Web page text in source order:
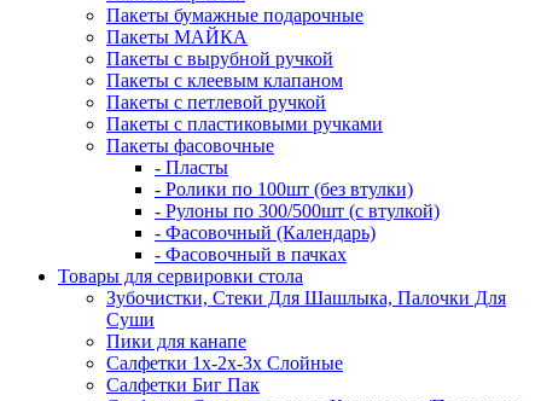
Пакеты бумажные подарочные
Пакеты МАЙКА
Пакеты с вырубной ручкой
Пакеты с клеевым клапаном
Пакеты с петлевой ручкой
Пакеты с пластиковыми ручками
Пакеты фасовочные
- Пласты
- Ролики по 100шт (без втулки)
- Рулоны по 300/500шт (с втулкой)
- Фасовочный (Календарь)
- Фасовочный в пачках
Товары для сервировки стола
Зубочистки, Стеки Для Шашлыка, Палочки Для
Суши
Пики для канапе
Салфетки 1х-2х-3х Слойные
Салфетки Биг Пак